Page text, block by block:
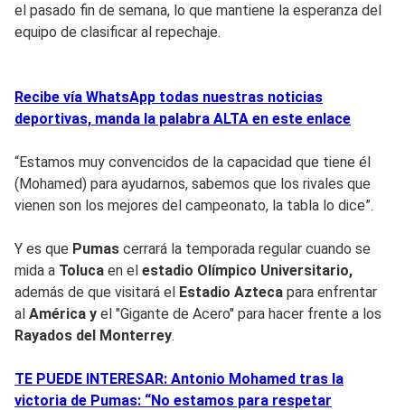
el pasado fin de semana, lo que mantiene la esperanza del
equipo de clasificar al repechaje.
Recibe vía WhatsApp todas nuestras noticias
deportivas, manda la palabra ALTA en este enlace
“Estamos muy convencidos de la capacidad que tiene él
(Mohamed) para ayudarnos, sabemos que los rivales que
vienen son los mejores del campeonato, la tabla lo dice”.
Y es que Pumas cerrará la temporada regular cuando se
mida a Toluca en el estadio Olímpico Universitario,
además de que visitará el Estadio Azteca para enfrentar
al América y el "Gigante de Acero" para hacer frente a los
Rayados del Monterrey.
TE PUEDE INTERESAR: Antonio Mohamed tras la
victoria de Pumas: “No estamos para respetar